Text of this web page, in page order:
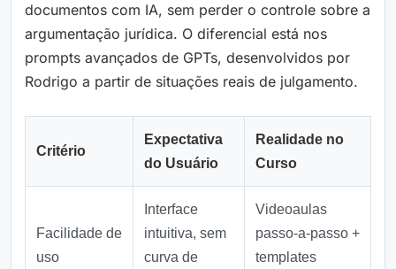
documentos com IA, sem perder o controle sobre a
argumentação jurídica. O diferencial está nos
prompts avançados de GPTs, desenvolvidos por
Rodrigo a partir de situações reais de julgamento.
Critério
Expectativa
do Usuário
Realidade no
Curso
Facilidade de
uso
Interface
intuitiva, sem
curva de
Videoaulas
passo‑a‑passo +
templates